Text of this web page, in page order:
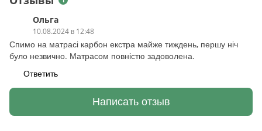
Ольга
10.08.2024 в 12:48
Спимо на матрасі карбон екстра майже тиждень, першу ніч
було незвично. Матрасом повністю задоволена.
Ответить
Написать отзыв